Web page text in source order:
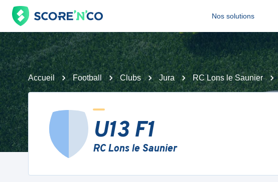
Nos solutions
Accueil Football Clubs Jura RC Lons le Saunier
U13 F1
RC Lons le Saunier